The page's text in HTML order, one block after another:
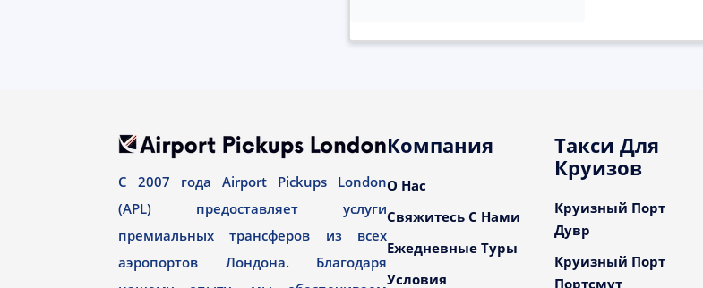
С 2007 года Airport Pickups London
(APL) предоставляет услуги
премиальных трансферов из всех
аэропортов Лондона. Благодаря
Компания
О Нас
Свяжитесь С Нами
Ежедневные Туры
Условия
Такси Для
Круизов
Круизный Порт
Дувр
Круизный Порт
Портсмут